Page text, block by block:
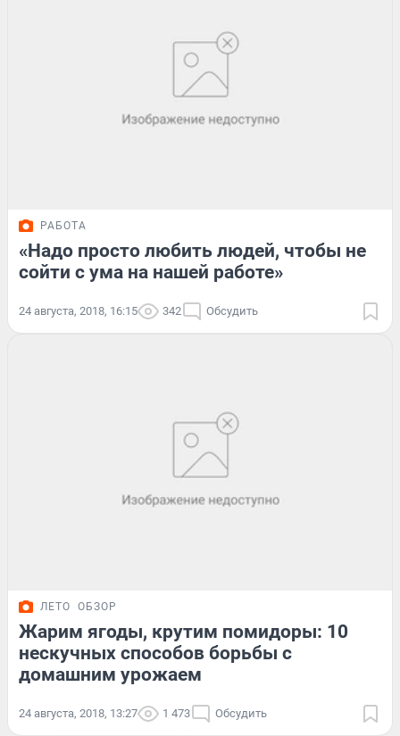
РАБОТА
«Надо просто любить людей, чтобы не
сойти с ума на нашей работе»
24 августа, 2018, 16:15 342 Обсудить
ЛЕТО ОБЗОР
Жарим ягоды, крутим помидоры: 10
нескучных способов борьбы с
домашним урожаем
24 августа, 2018, 13:27 1 473 Обсудить